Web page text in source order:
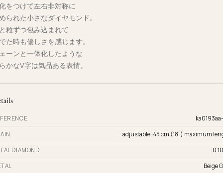
をつけて左右非対称に
られた小さなダイヤモンド。
粒ずつ包み込まれて
た時も優しさを感じます。
ーンと一体化したような
かなV字は気品ある表情。
adjustable, 45 cm (18") maximum
DIAMOND
Beige